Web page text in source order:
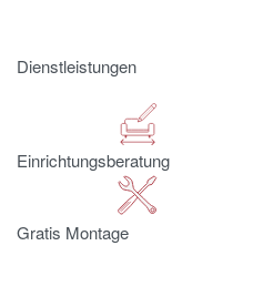
Dienstleistungen
Einrichtungsberatung
Gratis Montage